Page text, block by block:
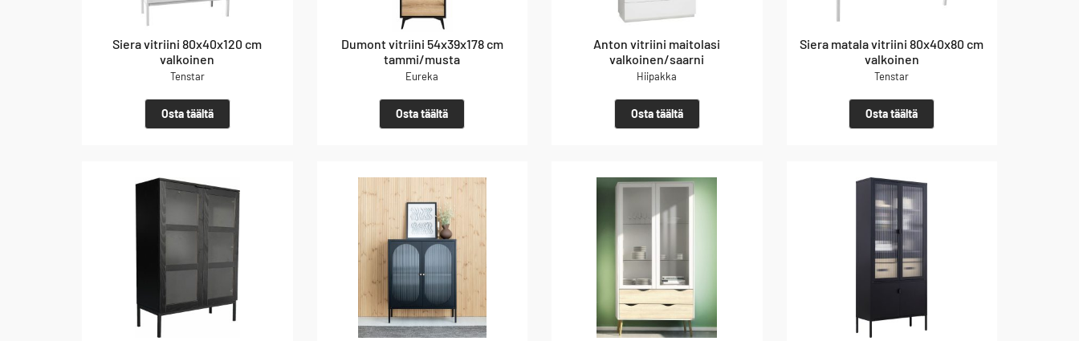
Siera vitriini 80x40x120 cm
valkoinen
Tenstar
Osta täältä
Dumont vitriini 54x39x178 cm
tammi/musta
Eureka
Osta täältä
Anton vitriini maitolasi
valkoinen/saarni
Hiipakka
Osta täältä
Siera matala vitriini 80x40x80 cm
valkoinen
Tenstar
Osta täältä